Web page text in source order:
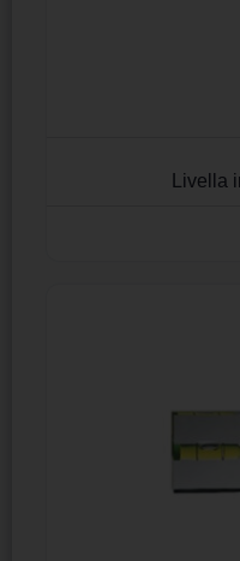
Livella